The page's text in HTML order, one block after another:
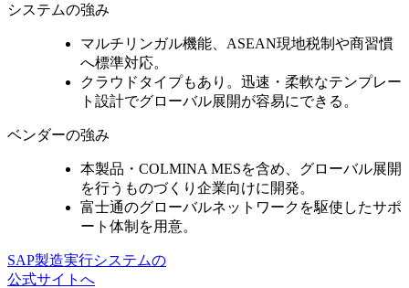
システムの強み
マルチリンガル機能、 ASEAN現地税制や商習慣
へ標準対応。
クラウドタイプもあり。迅速・柔軟なテンプレー
ト設計でグローバル展開が容易にできる。
ベンダーの強み
本製品・COLMINA MESを含め、 グローバル展開
を行うものづくり企業向けに開発。
富士通のグローバルネットワークを駆使 したサポ
ート体制を用意。
SAP製造実行システムの
公式サイトへ